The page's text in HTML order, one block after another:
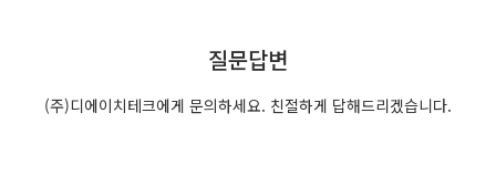
질문답변
(주)디에이치테크에게 문의하세요. 친절하게 답해드리겠습니다.